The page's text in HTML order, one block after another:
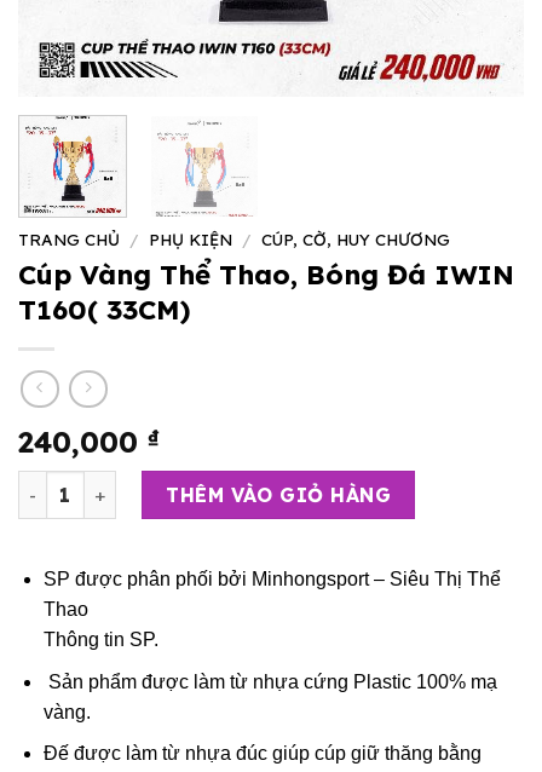
TRANG CHỦ / PHỤ KIỆN / CÚP, CỜ, HUY CHƯƠNG
Cúp Vàng Thể Thao, Bóng Đá IWIN
T160( 33CM)
240,000 ₫
Cúp Vàng Thể Thao, Bóng Đá IWIN T160( 33CM) số
THÊM VÀO GIỎ HÀNG
SP được phân phối bởi Minhongsport – Siêu Thị Thể
Thao
Thông tin SP.
Sản phẩm được làm từ nhựa cứng Plastic 100% mạ
vàng.
Đế được làm từ nhựa đúc giúp cúp giữ thăng bằng